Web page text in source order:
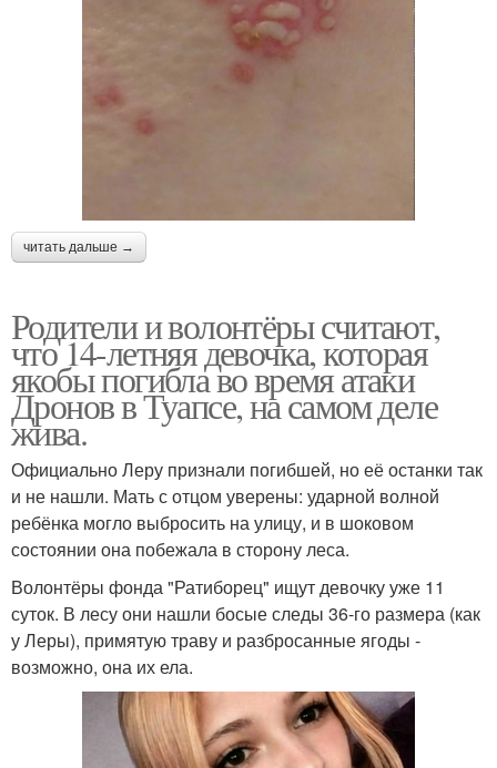
читать дальше →
Родители и волонтёры считают,
что 14-летняя девочка, которая
якобы погибла во время атаки
Дронов в Туапсе, на самом деле
жива.
Официально Леру признали погибшей, но её останки так
и не нашли. Мать с отцом уверены: ударной волной
ребёнка могло выбросить на улицу, и в шоковом
состоянии она побежала в сторону леса.
Волонтёры фонда "Ратиборец" ищут девочку уже 11
суток. В лесу они нашли босые следы 36-го размера (как
у Леры), примятую траву и разбросанные ягоды -
возможно, она их ела.